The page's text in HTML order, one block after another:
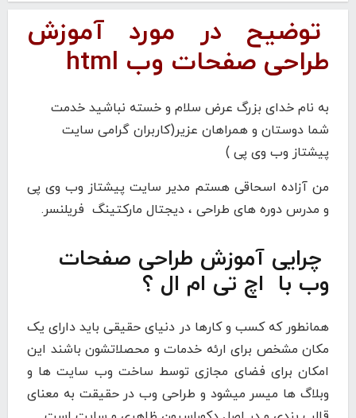
توضیح در مورد آموزش
طراحی صفحات وب html
به نام خدای بزرگ عرض سلام و خسته نباشید خدمت
شما دوستان و همراهان عزیر(کاربران گرامی سایت
پیشتاز وب وی پی )
من آزاده اسحاقی هستم مدیر سایت پیشتاز وب وی پی
و مدرس دوره های طراحی ، دیجتال مارکتینگ فریلنسر.
چرایی آموزش طراحی صفحات
وب با اچ تی ام ال ؟
همانطور که کسب و کارها در دنیای حقیقی باید دارای یک
مکان مشخص برای ارئه خدمات و محصلاتشون باشند این
امکان برای فضای مجازی توسط ساخت وب سایت ها و
وبلاگ ها میسر میشود و طراحی وب در حقیقت به معنای